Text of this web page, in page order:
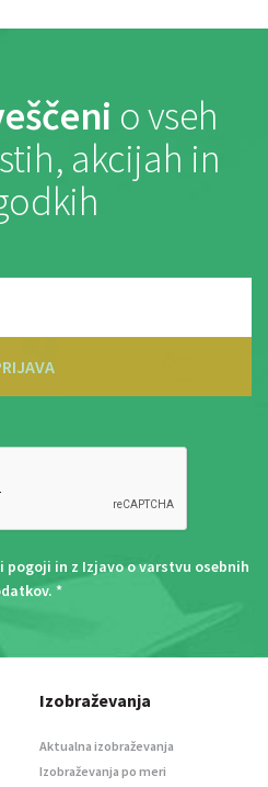
o vseh
akcijah in
pogoji in z Izjavo o varstvu osebnih
. *
Izobraževanja
Aktualna izobraževanja
Izobraževanja po meri